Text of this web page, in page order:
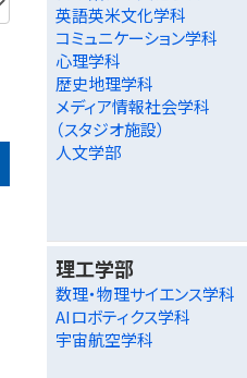
英語英米文化学科
コミュニケーション学科
心理学科
歴史地理学科
メディア情報社会学科
（スタジオ施設）
人文学部
理工学部
数理・物理サイエンス学科
AIロボティクス学科
宇宙航空学科